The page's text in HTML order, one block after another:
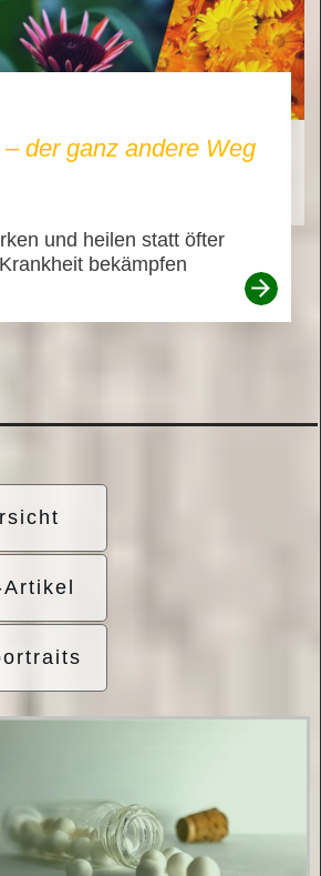
der ganz andere Weg
und heilen statt öfter
bekämpfen